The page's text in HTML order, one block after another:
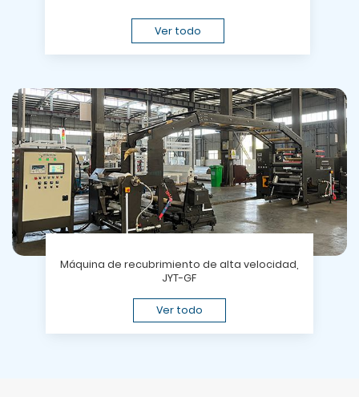
Ver todo
Máquina de recubrimiento de alta velocidad,
JYT-GF
Ver todo